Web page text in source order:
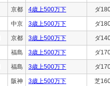
京都 4歳上500万下 ダ
中京 3歳上500万下 ダ
京都 3歳上500万下 ダ
福島 3歳上500万下 ダ
福島 3歳上500万下 ダ
阪神 3歳上500万下 芝